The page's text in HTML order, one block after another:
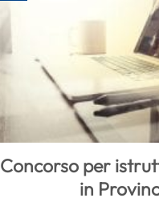
Concorso per
in